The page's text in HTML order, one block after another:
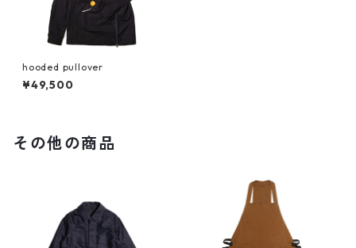
hooded pullover
¥49,500
その他の商品